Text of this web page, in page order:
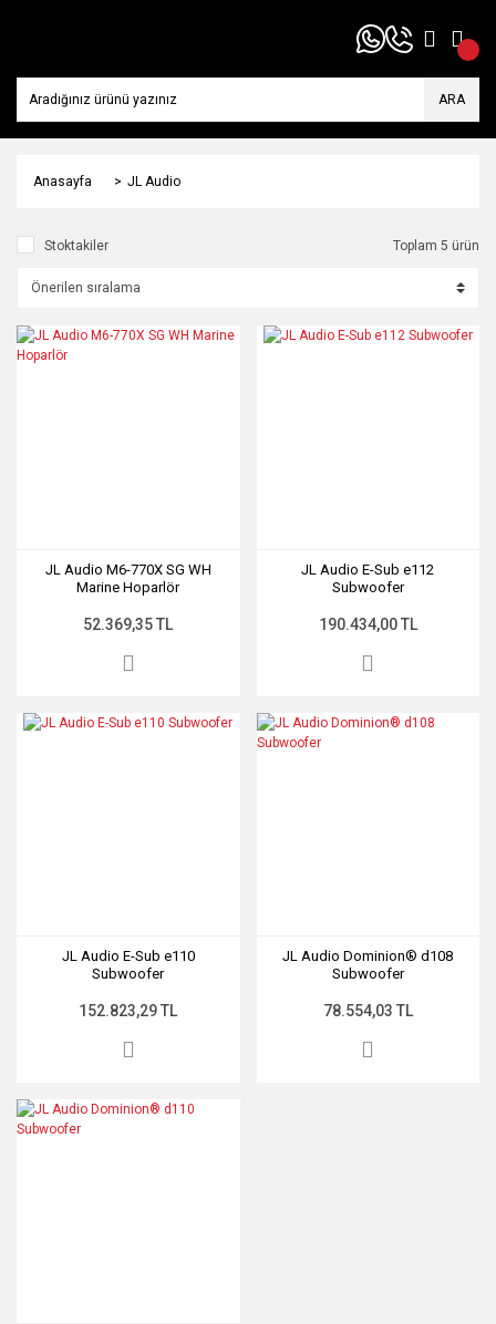
ARA
Anasayfa JL Audio
Stoktakiler Toplam 5 ürün
JL Audio M6-770X SG WH
Marine Hoparlör
52.369,35 TL
JL Audio E-Sub e112
Subwoofer
190.434,00 TL
JL Audio E-Sub e110
Subwoofer
152.823,29 TL
JL Audio Dominion® d108
Subwoofer
78.554,03 TL